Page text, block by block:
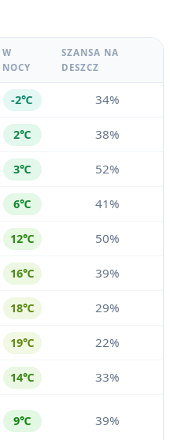
W
NOCY
SZANSA NA
DESZCZ
-2℃ 34%
2℃ 38%
3℃ 52%
6℃ 41%
12℃ 50%
16℃ 39%
18℃ 29%
19℃ 22%
14℃ 33%
9℃ 39%